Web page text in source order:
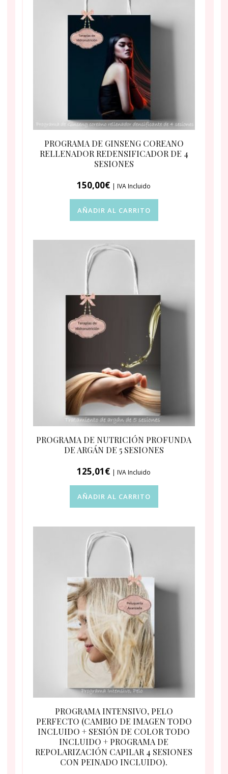
PROGRAMA DE GINSENG COREANO
RELLENADOR REDENSIFICADOR DE 4
SESIONES
150,00€ | IVA Incluido
AÑADIR AL CARRITO
PROGRAMA DE NUTRICIÓN PROFUNDA
DE ARGÁN DE 5 SESIONES
125,01€ | IVA Incluido
AÑADIR AL CARRITO
PROGRAMA INTENSIVO, PELO
PERFECTO (CAMBIO DE IMAGEN TODO
INCLUIDO + SESIÓN DE COLOR TODO
INCLUIDO + PROGRAMA DE
REPOLARIZACIÓN CAPILAR 4 SESIONES
CON PEINADO INCLUIDO).